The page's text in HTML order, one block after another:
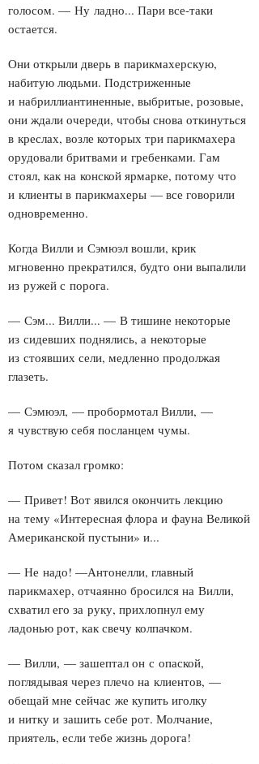
голосом. — Ну ладно... Пари все-таки
остается.
Они открыли дверь в парикмахерскую,
набитую людьми. Подстриженные
и набриллиантиненные, выбритые, розовые,
они ждали очереди, чтобы снова откинуться
в креслах, возле которых три парикмахера
орудовали бритвами и гребенками. Гам
стоял, как на конской ярмарке, потому что
и клиенты в парикмахеры — все говорили
одновременно.
Когда Вилли и Сэмюэл вошли, крик
мгновенно прекратился, будто они выпалили
из ружей с порога.
— Сэм... Вилли... — В тишине некоторые
из сидевших поднялись, а некоторые
из стоявших сели, медленно продолжая
глазеть.
— Сэмюэл, — пробормотал Вилли, —
я чувствую себя посланцем чумы.
Потом сказал громко:
— Привет! Вот явился окончить лекцию
на тему «Интересная флора и фауна Великой
Американской пустыни» и...
— Не надо! —Антонелли, главный
парикмахер, отчаянно бросился на Вилли,
схватил его за руку, прихлопнул ему
ладонью рот, как свечу колпачком.
— Вилли, — зашептал он с опаской,
поглядывая через плечо на клиентов, —
обещай мне сейчас же купить иголку
и нитку и зашить себе рот. Молчание,
приятель, если тебе жизнь дорога!